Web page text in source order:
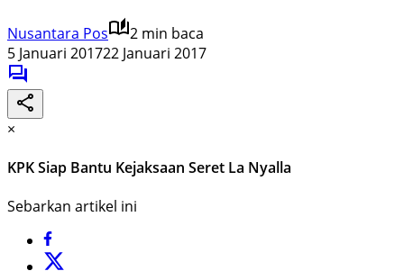
Nusantara Pos
2 min baca
5 Januari 201722 Januari 2017
×
KPK Siap Bantu Kejaksaan Seret La Nyalla
Sebarkan artikel ini